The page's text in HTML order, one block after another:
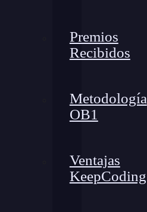
Premios
Recibidos
Metodología
OB1
Ventajas
KeepCoding